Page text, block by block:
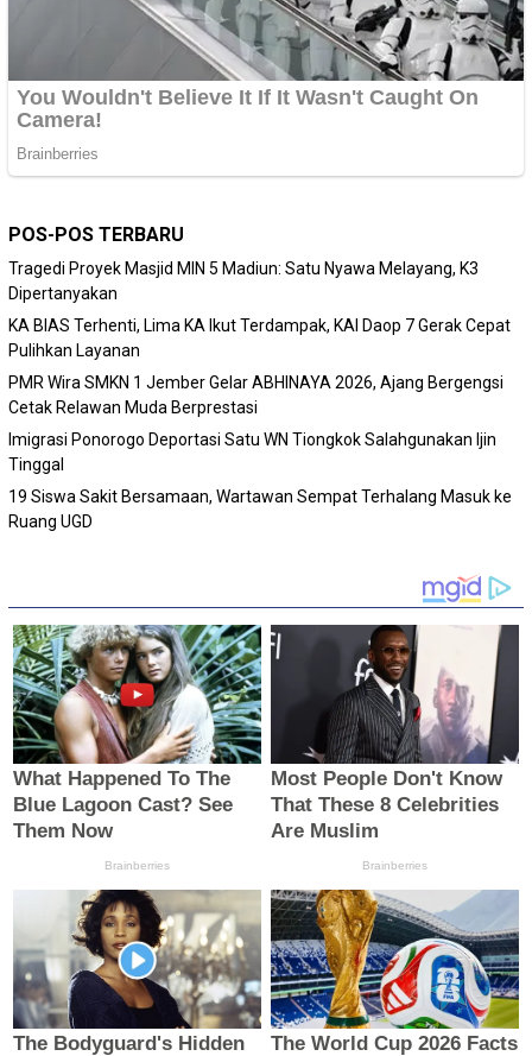
POS-POS TERBARU
Tragedi Proyek Masjid MIN 5 Madiun: Satu Nyawa Melayang, K3
Dipertanyakan
KA BIAS Terhenti, Lima KA Ikut Terdampak, KAI Daop 7 Gerak Cepat
Pulihkan Layanan
PMR Wira SMKN 1 Jember Gelar ABHINAYA 2026, Ajang Bergengsi
Cetak Relawan Muda Berprestasi
Imigrasi Ponorogo Deportasi Satu WN Tiongkok Salahgunakan Ijin
Tinggal
19 Siswa Sakit Bersamaan, Wartawan Sempat Terhalang Masuk ke
Ruang UGD